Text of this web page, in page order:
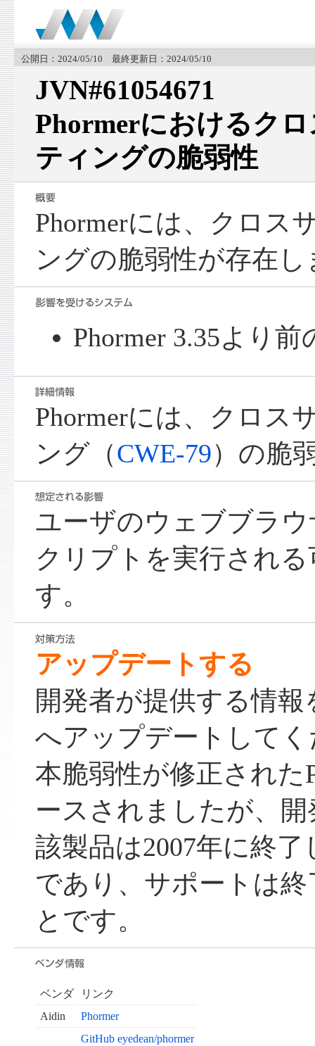
公開日：2024/05/10 最終更新日：2024/05/10
JVN#61054671
Phormerにおけるク
ティングの脆弱性
Phormerには、クロス
ングの脆弱性が存在し
Phormer 3.35より
Phormerには、クロス
ング（CWE-79）の脆
ユーザのウェブブラ
クリプトを実行され
す。
アップデートする
開発者が提供する情
へアップデートして
本脆弱性が修正された
ースされましたが、
該製品は2007年に終
であり、サポートは
とです。
ベンダ
リンク
Aidin
Phormer
GitHub eyedean/phormer